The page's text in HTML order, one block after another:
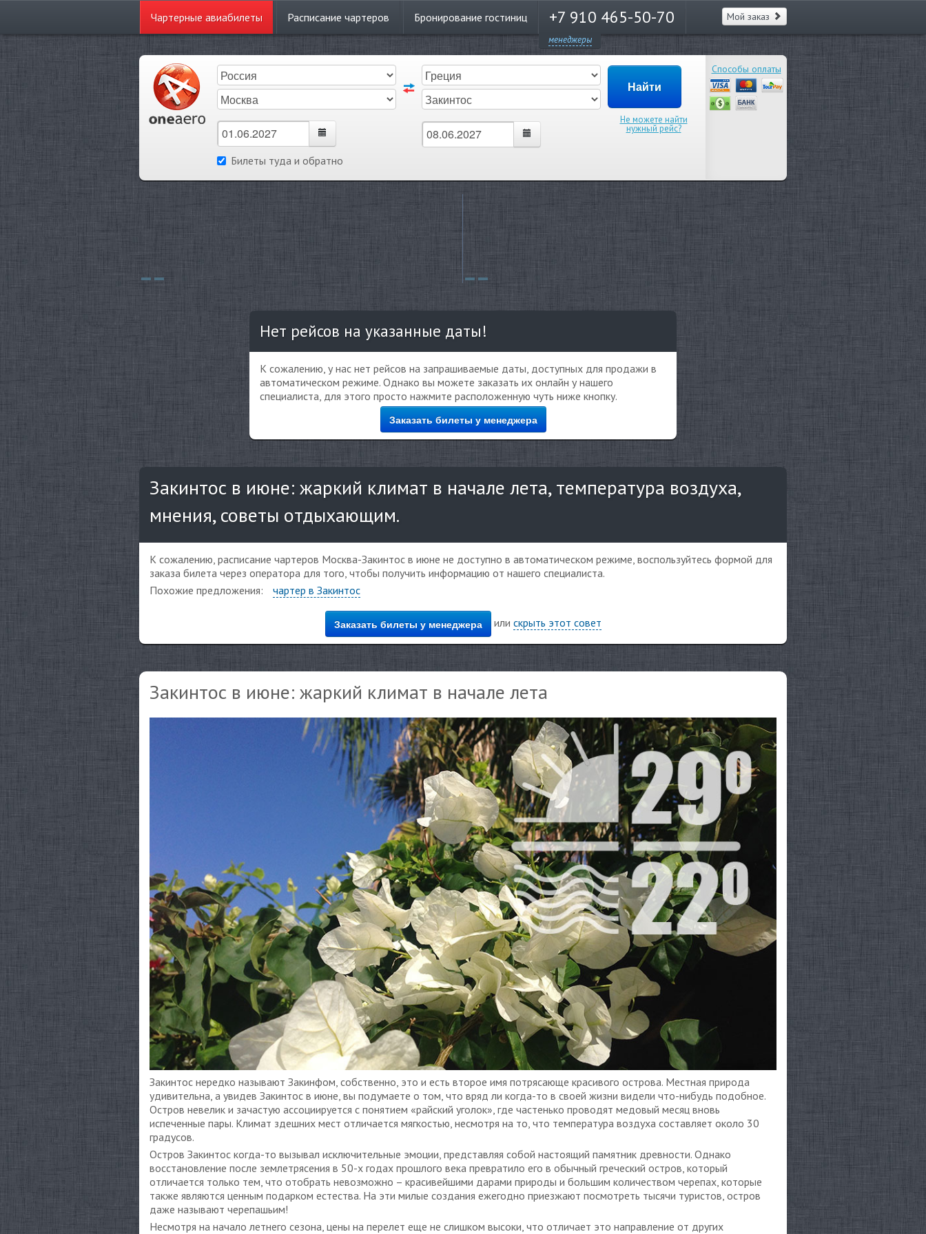
Чартерные авиабилеты Расписание чартеров Бронирование гостиниц +7 910 465-50-70
менеджеры
Мой заказ
Билеты туда и обратно
Не можете найти
нужный рейс?
Способы оплаты
Нет рейсов на указанные даты!
К сожалению, у нас нет рейсов на запрашиваемые даты, доступных для продажи в
автоматическом режиме. Однако вы можете заказать их онлайн у нашего
специалиста, для этого просто нажмите расположенную чуть ниже кнопку.
Заказать билеты у менеджера
Закинтос в июне: жаркий климат в начале лета, температура воздуха,
мнения, советы отдыхающим.
К сожалению, расписание чартеров Москва-Закинтос в июне не доступно в автоматическом режиме, воспользуйтесь формой для
заказа билета через оператора для того, чтобы получить информацию от нашего специалиста.
Похожие предложения:
чартер в Закинтос
Заказать билеты у менеджера или скрыть этот совет
Закинтос в июне: жаркий климат в начале лета
Закинтос нередко называют Закинфом, собственно, это и есть второе имя потрясающе красивого острова. Местная природа
удивительна, а увидев Закинтос в июне, вы подумаете о том, что вряд ли когда-то в своей жизни видели что-нибудь подобное.
Остров невелик и зачастую ассоциируется с понятием «райский уголок», где частенько проводят медовый месяц вновь
испеченные пары. Климат здешних мест отличается мягкостью, несмотря на то, что температура воздуха составляет около 30
градусов.
Остров Закинтос когда-то вызывал исключительные эмоции, представляя собой настоящий памятник древности. Однако
восстановление после землетрясения в 50-х годах прошлого века превратило его в обычный греческий остров, который
отличается только тем, что отобрать невозможно – красивейшими дарами природы и большим количеством черепах, которые
также являются ценным подарком естества. На эти милые создания ежегодно приезжают посмотреть тысячи туристов, остров
даже называют черепашьим!
Несмотря на начало летнего сезона, цены на перелет еще не слишком высоки, что отличает это направление от других